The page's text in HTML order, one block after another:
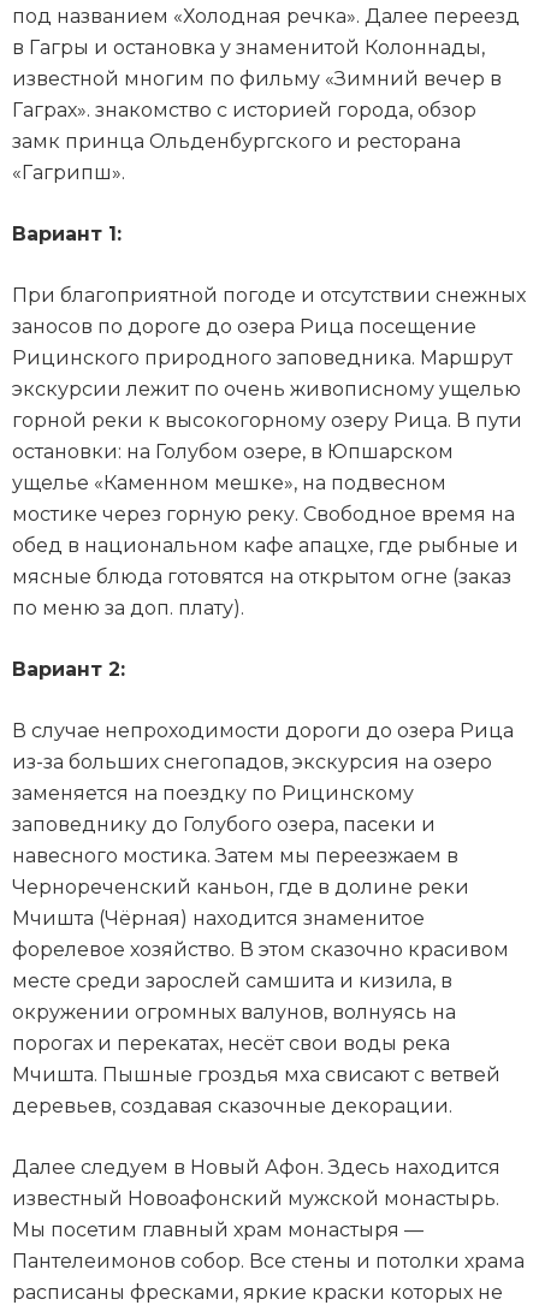
под названием «Холодная речка». Далее переезд
в Гагры и остановка у знаменитой Колоннады,
известной многим по фильму «Зимний вечер в
Гаграх». знакомство с историей города, обзор
замк принца Ольденбургского и ресторана
«Гагрипш».
Вариант 1:
При благоприятной погоде и отсутствии снежных
заносов по дороге до озера Рица посещение
Рицинского природного заповедника. Маршрут
экскурсии лежит по очень живописному ущелью
горной реки к высокогорному озеру Рица. В пути
остановки: на Голубом озере, в Юпшарском
ущелье «Каменном мешке», на подвесном
мостике через горную реку. Свободное время на
обед в национальном кафе апацхе, где рыбные и
мясные блюда готовятся на открытом огне (заказ
по меню за доп. плату).
Вариант 2:
В случае непроходимости дороги до озера Рица
из-за больших снегопадов, экскурсия на озеро
заменяется на поездку по Рицинскому
заповеднику до Голубого озера, пасеки и
навесного мостика. Затем мы переезжаем в
Чернореченский каньон, где в долине реки
Мчишта (Чёрная) находится знаменитое
форелевое хозяйство. В этом сказочно красивом
месте среди зарослей самшита и кизила, в
окружении огромных валунов, волнуясь на
порогах и перекатах, несёт свои воды река
Мчишта. Пышные гроздья мха свисают с ветвей
деревьев, создавая сказочные декорации.
Далее следуем в Новый Афон. Здесь находится
известный Новоафонский мужской монастырь.
Мы посетим главный храм монастыря —
Пантелеимонов собор. Все стены и потолки храма
расписаны фресками, яркие краски которых не